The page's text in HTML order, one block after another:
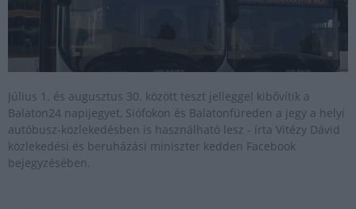
Július 1. és augusztus 30. között teszt jelleggel kibővítik a
Balaton24 napijegyet, Siófokon és Balatonfüreden a jegy a helyi
autóbusz-közlekedésben is használható lesz - írta Vitézy Dávid
közlekedési és beruházási miniszter kedden Facebook
bejegyzésében.